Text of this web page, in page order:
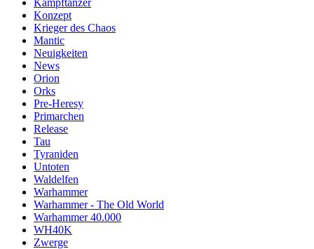
Konzept
Krieger des Chaos
Mantic
Neuigkeiten
News
Orion
Orks
Pre-Heresy
Primarchen
Release
Tau
Tyraniden
Untoten
Waldelfen
Warhammer
Warhammer - The Old World
Warhammer 40.000
WH40K
Zwerge